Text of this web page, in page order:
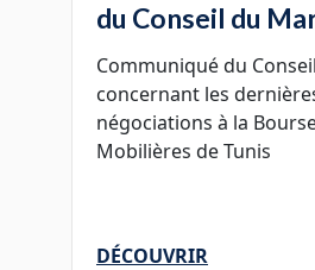
du Conseil du
Communiqué du
concernant les
négociations à la
Mobilières de Tunis
DÉCOUVRIR